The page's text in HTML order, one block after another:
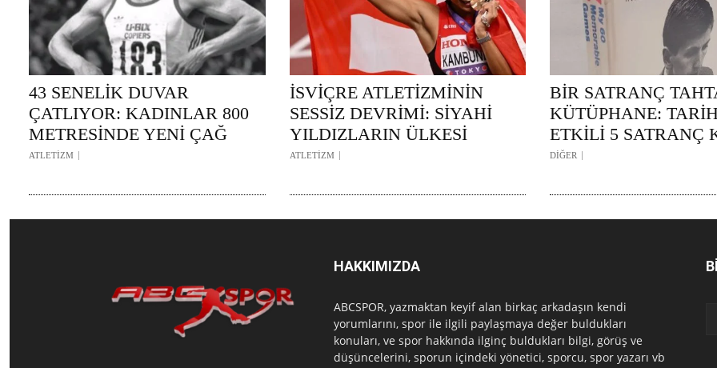
43 SENELİK DUVAR
ÇATLIYOR: KADINLAR 800
METRESİNDE YENİ ÇAĞ
ATLETİZM
İSVİÇRE ATLETİZMİNİN
SESSİZ DEVRİMİ: SİYAHİ
YILDIZLARIN ÜLKESİ
ATLETİZM
BİR SATRANÇ
KÜTÜPHANE:
ETKİLİ 5 SATRANÇ
DİĞER
HAKKIMIZDA
ABCSPOR, yazmaktan keyif alan birkaç arkadaşın kendi
yorumlarını, spor ile ilgili paylaşmaya değer buldukları
konuları, ve spor hakkında ilginç buldukları bilgi, görüş ve
düşüncelerini, sporun içindeki yönetici, sporcu, spor yazarı vb